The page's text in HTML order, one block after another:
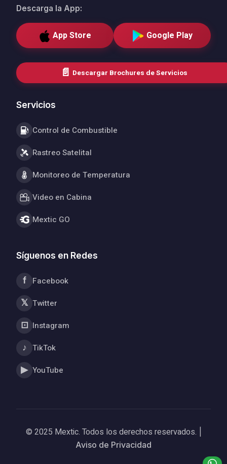
Descarga la App:
App Store Google Play
📄 Descargar Brochures de Servicios
Servicios
Control de Combustible
Rastreo Satelital
Monitoreo de Temperatura
Video en Cabina
Mextic GO
Síguenos en Redes
f Facebook
𝕏 Twitter
⊡ Instagram
♪ TikTok
▶ YouTube
© 2025 Mextic. Todos los derechos reservados.
Aviso de Privacidad